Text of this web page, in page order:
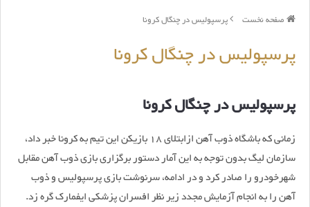
صفحه نخست پرسپولیس در چنگال کرونا
پرسپولیس در چنگال کرونا
پرسپولیس در چنگال کرونا
زمانی که باشگاه ذوب آهن ازابتلای 18 بازیکن این تیم به کرونا خبر داد،
سازمان لیگ بدون توجه به این آمار دستور برگزاری بازی ذوب آهن مقابل
شهرخودرو را صادر کرد و در ادامه، سرنوشت بازی پرسپولیس و ذوب
آهن را به انجام آزمایش مجدد زیر نظر افسران پزشکی ایفمارک گره زد.